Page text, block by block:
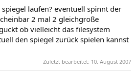
laufen? eventuell spinnt der
2 mal 2 gleichgroße
ob vielleicht das filesystem
den spiegel zurück spielen kannst
Zuletzt bearbeitet: 10. August 2007